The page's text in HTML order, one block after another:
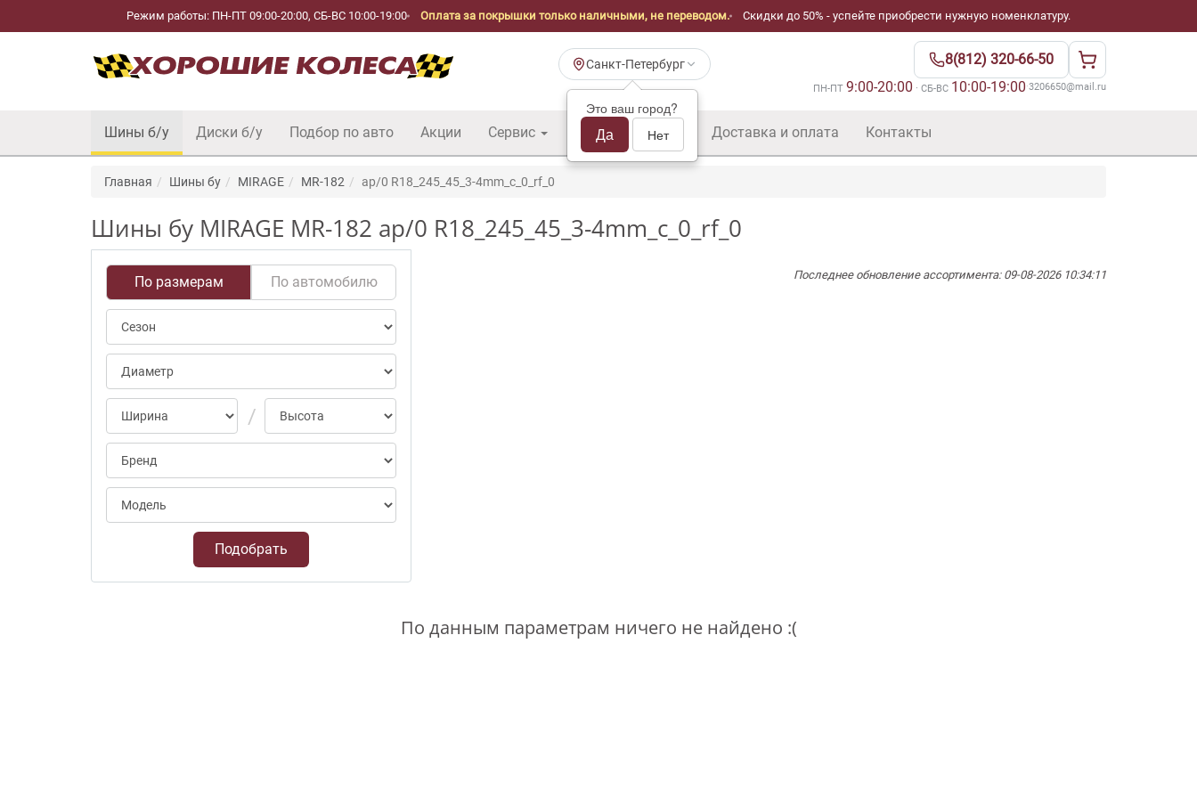
Режим работы: ПН-ПТ 09:00-20:00, СБ-ВС 10:00-19:00 Оплата за покрышки только наличными, не переводом. Скидки до 50% - успейте приобрести нужную номенклатуру.
Санкт-Петербург
Это ваш город?
Да Нет
8(812) 320-66-50
ПН-ПТ 9:00-20:00 · СБ-ВС 10:00-19:00·3206650@mail.ru
Шины б/у Диски б/у Подбор по авто Акции Сервис Шины б/у оптом Доставка и оплата Контакты
Главная Шины бу MIRAGE MR-182 ap/0 R18_245_45_3-4mm_c_0_rf_0
Шины бу MIRAGE MR-182 ap/0 R18_245_45_3-4mm_c_0_rf_0
По размерам По автомобилю
Подобрать
Последнее обновление ассортимента: 09-08-2026 10:34:11
По данным параметрам ничего не найдено :(